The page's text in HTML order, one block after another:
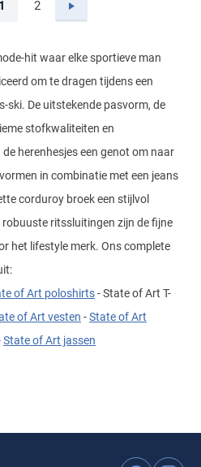
Current Page
1
Page
2 Volgende
hit waar elke sportieve man
om te dragen tijdens een
De uitstekende pasvorm, de
stofkwaliteiten en
herenhesjes een genot om naar
in combinatie met een jeans
corduroy broek een stijlvol
robuuste ritssluitingen zijn de fijne
het lifestyle merk. Ons complete
of Art poloshirts- State of Art T-
of Art vesten -State of Art
State of Art jassen
in een geslaagde combinatie,
. De herenvesten zijn gemaakt van